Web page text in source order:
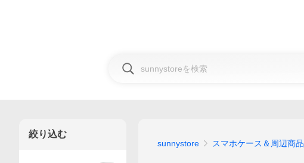
sunnystore スマホケース＆周辺商品
絞り込む